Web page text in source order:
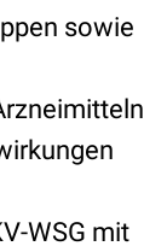
sowie
WSG mit